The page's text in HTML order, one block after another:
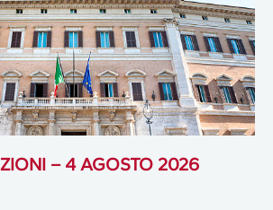
– 4 AGOSTO 2026